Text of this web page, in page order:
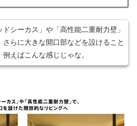
ドシーカス」や「高性能二重耐力壁」
さらに大きな開口部などを設けること
えばこんな感じじゃな。